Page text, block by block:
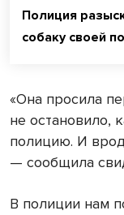
Полиция
собаку своей
«Она просила
не остановило,
полицию. И
— сообщила
В полиции нам